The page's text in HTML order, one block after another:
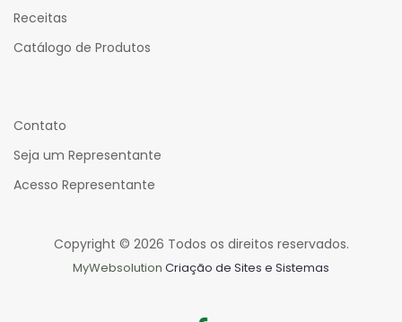
Receitas
Catálogo de Produtos
Contato
Seja um Representante
Acesso Representante
Copyright © 2026 Todos os direitos reservados.
MyWebsolution Criação de Sites e Sistemas